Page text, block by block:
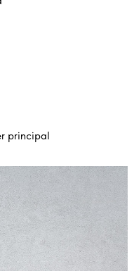
principal